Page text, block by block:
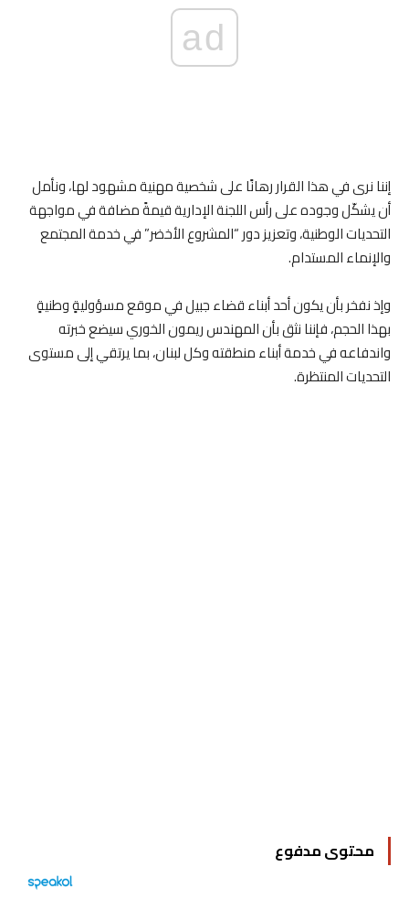
ad
إننا نرى في هذا القرار رهانًا على شخصية مهنية مشهود لها، ونأمل
أن يشكّل وجوده على رأس اللجنة الإدارية قيمةً مضافة في مواجهة
التحديات الوطنية، وتعزيز دور “المشروع الأخضر” في خدمة المجتمع
والإنماء المستدام.
وإذ نفخر بأن يكون أحد أبناء قضاء جبيل في موقع مسؤوليةٍ وطنيةٍ
بهذا الحجم، فإننا نثق بأن المهندس ريمون الخوري سيضع خبرته
واندفاعه في خدمة أبناء منطقته وكل لبنان، بما يرتقي إلى مستوى
التحديات المنتظرة.
محتوى مدفوع